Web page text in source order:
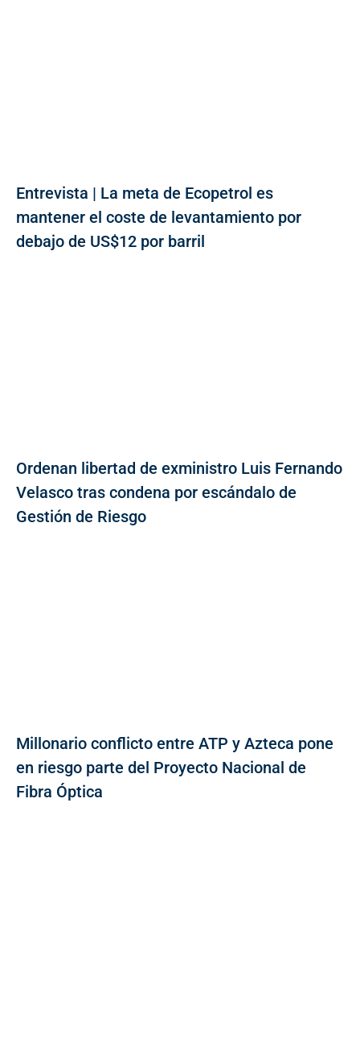
Entrevista | La meta de Ecopetrol es
mantener el coste de levantamiento por
debajo de US$12 por barril
Ordenan libertad de exministro Luis Fernando
Velasco tras condena por escándalo de
Gestión de Riesgo
Millonario conflicto entre ATP y Azteca pone
en riesgo parte del Proyecto Nacional de
Fibra Óptica